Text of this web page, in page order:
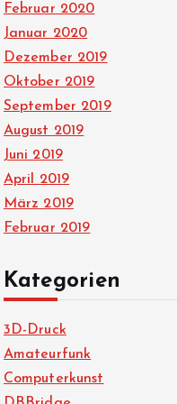
Februar 2020
Januar 2020
Dezember 2019
Oktober 2019
September 2019
August 2019
Juni 2019
April 2019
März 2019
Februar 2019
Kategorien
3D-Druck
Amateurfunk
Computerkunst